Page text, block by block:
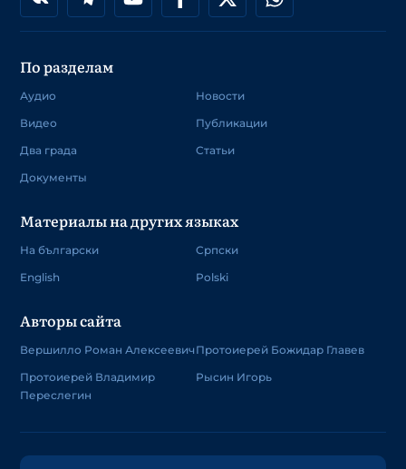
По разделам
Аудио
Видео
Два града
Документы
Новости
Публикации
Статьи
Материалы на других языках
На български
English
Српски
Polski
Авторы сайта
Вершилло Роман Алексеевич
Протоиерей Владимир
Переслегин
Протоиерей Божидар Главев
Рысин Игорь